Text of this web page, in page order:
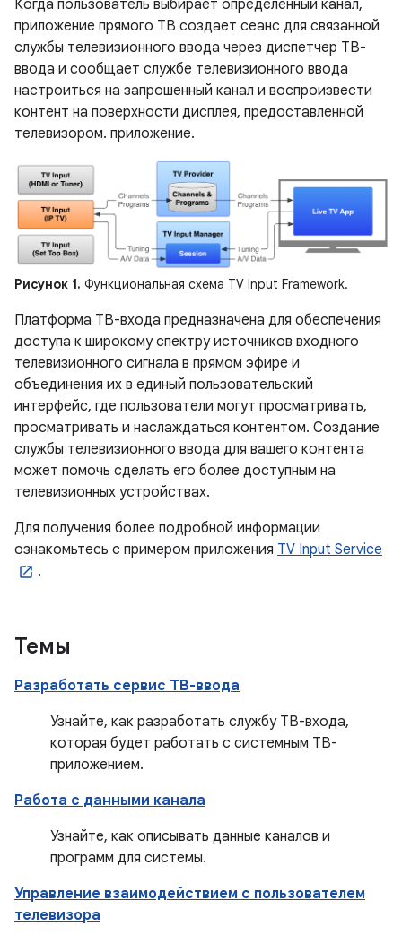
Когда пользователь выбирает определенный канал,
приложение прямого ТВ создает сеанс для связанной
службы телевизионного ввода через диспетчер ТВ-
ввода и сообщает службе телевизионного ввода
настроиться на запрошенный канал и воспроизвести
контент на поверхности дисплея, предоставленной
телевизором. приложение.
Рисунок 1. Функциональная схема TV Input Framework.
Платформа ТВ-входа предназначена для обеспечения
доступа к широкому спектру источников входного
телевизионного сигнала в прямом эфире и
объединения их в единый пользовательский
интерфейс, где пользователи могут просматривать,
просматривать и наслаждаться контентом. Создание
службы телевизионного ввода для вашего контента
может помочь сделать его более доступным на
телевизионных устройствах.
Для получения более подробной информации
ознакомьтесь с примером приложения TV Input Service
.
Темы
Разработать сервис ТВ-ввода
Узнайте, как разработать службу ТВ-входа,
которая будет работать с системным ТВ-
приложением.
Работа с данными канала
Узнайте, как описывать данные каналов и
программ для системы.
Управление взаимодействием с пользователем
телевизора